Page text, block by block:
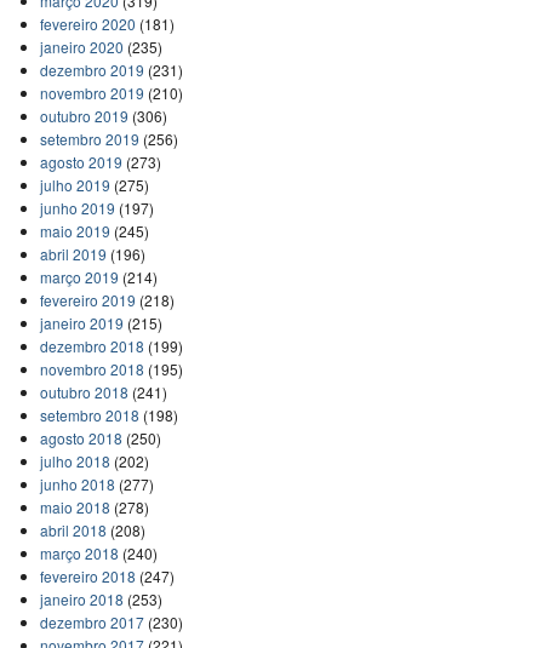
fevereiro 2020 (181)
janeiro 2020 (235)
dezembro 2019 (231)
novembro 2019 (210)
outubro 2019 (306)
setembro 2019 (256)
agosto 2019 (273)
julho 2019 (275)
junho 2019 (197)
maio 2019 (245)
abril 2019 (196)
março 2019 (214)
fevereiro 2019 (218)
janeiro 2019 (215)
dezembro 2018 (199)
novembro 2018 (195)
outubro 2018 (241)
setembro 2018 (198)
agosto 2018 (250)
julho 2018 (202)
junho 2018 (277)
maio 2018 (278)
abril 2018 (208)
março 2018 (240)
fevereiro 2018 (247)
janeiro 2018 (253)
dezembro 2017(230)